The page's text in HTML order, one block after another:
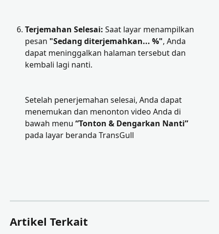
Terjemahan Selesai: Saat layar menampilkan
pesan "Sedang diterjemahkan... %", Anda
dapat meninggalkan halaman tersebut dan
kembali lagi nanti.
Setelah penerjemahan selesai, Anda dapat
menemukan dan menonton video Anda di
bawah menu “Tonton & Dengarkan Nanti”
pada layar beranda TransGull
Artikel Terkait